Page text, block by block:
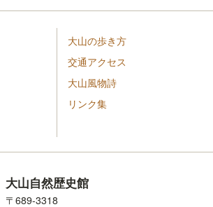
大山の歩き方
交通アクセス
大山風物詩
リンク集
大山自然歴史館
〒689-3318